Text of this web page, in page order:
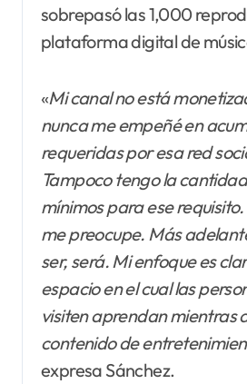
sobrepasó las 1,000
plataforma digital de
«Mi canal no está
nunca me empeñé en
requeridas por esa red
Tampoco tengo la
mínimos para ese
me preocupe. Más
ser, será. Mi enfoque es
espacio en el cual las
visiten aprendan mientras
contenido de
expresa Sánchez.